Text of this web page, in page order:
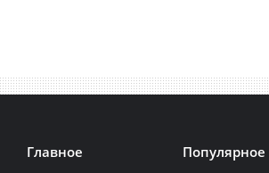
Главное Популярное